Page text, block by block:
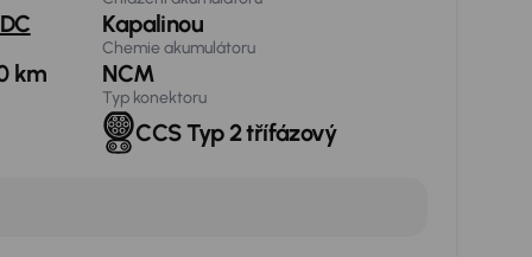
km
Kapalinou
Chemie akumulátoru
NCM
Typ konektoru
CCS Typ 2 třífázový